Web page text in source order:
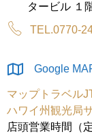
タービル １
TEL.0770-
Google
マップトラベル
ハワイ州観光局
店頭営業時間（